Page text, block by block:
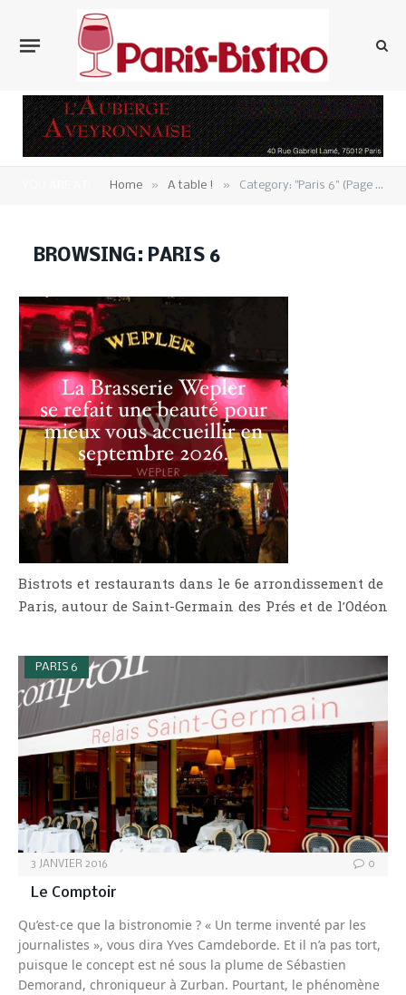
Home » A table ! » Category: "Paris 6" (Page 3)
BROWSING: PARIS 6
Bistrots et restaurants dans le 6e arrondissement de
Paris, autour de Saint-Germain des Prés et de l’Odéon
PARIS 6
3 JANVIER 2016 0
Le Comptoir
Qu’est-ce que la bistronomie ? « Un terme inventé par les
journalistes », vous dira Yves Camdeborde. Et il n’a pas tort,
puisque le concept est né sous la plume de Sébastien
Demorand, chroniqueur à Zurban. Pourtant, le phénomène